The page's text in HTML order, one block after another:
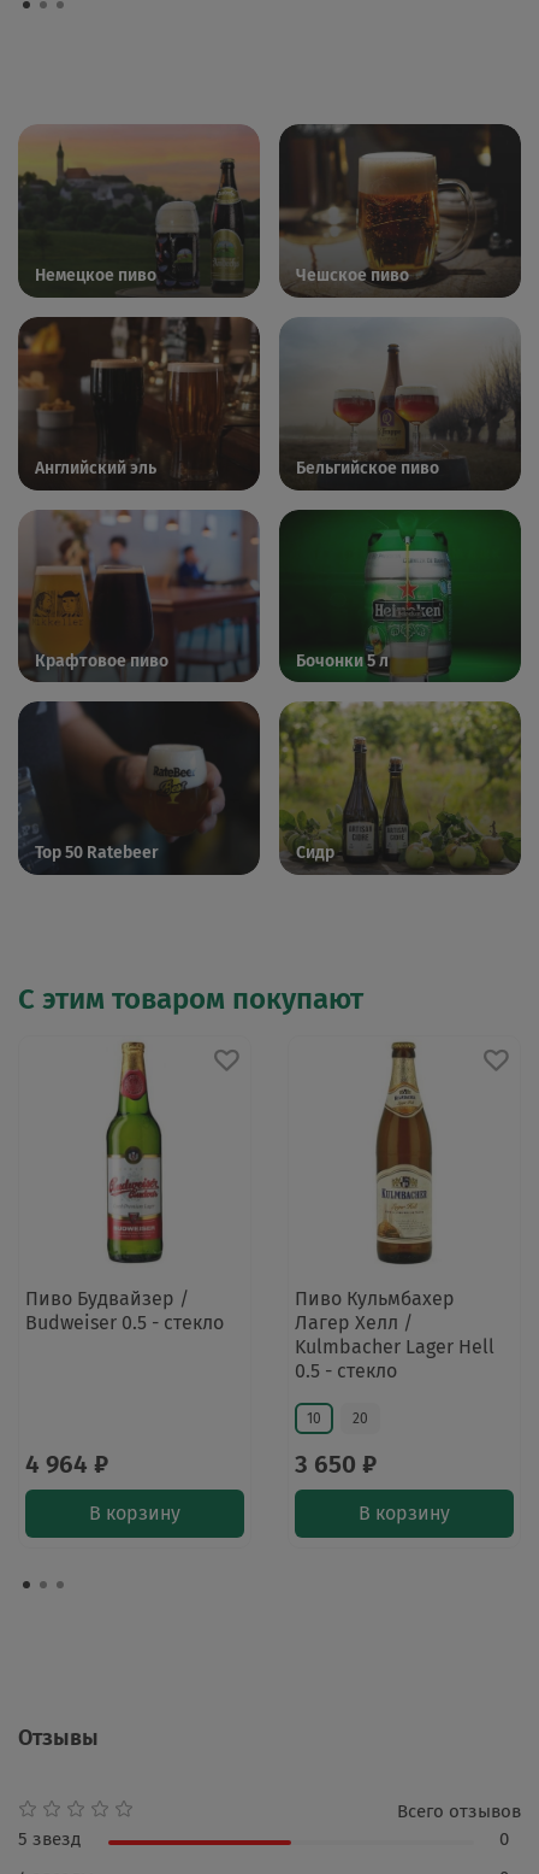
Немецкое пиво Чешское пиво
Английский эль Бельгийское пиво
Крафтовое пиво Бочонки 5 л
Top 50 Ratebeer Сидр
С этим товаром покупают
Пиво Будвайзер /
Budweiser 0.5 - стекло
4 964 ₽
В корзину
Пиво Кульмбахер
Лагер Хелл /
Kulmbacher Lager Hell
0.5 - стекло
10 20
3 650 ₽
В корзину
Отзывы
Всего отзывов
5 звезд
0